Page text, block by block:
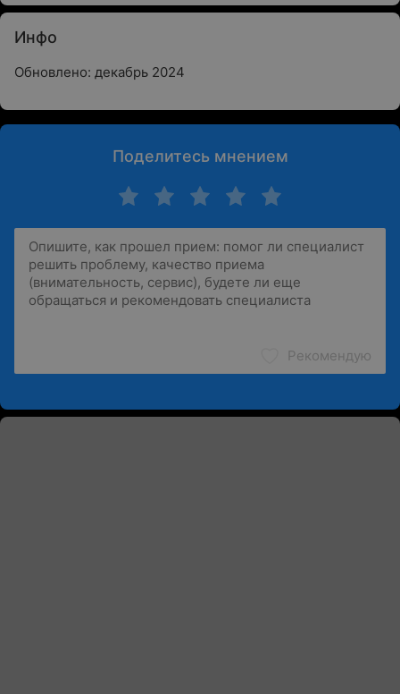
Инфо
Обновлено: декабрь 2024
Поделитесь мнением
Рекомендую